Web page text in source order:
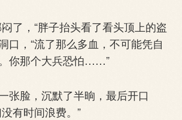
，“胖子抬头看了看头顶上的盗
口，“流了那么多血，不可能凭自
你那个大兵恐怕……”
脸，沉默了半晌，最后开口
有时间浪费。”